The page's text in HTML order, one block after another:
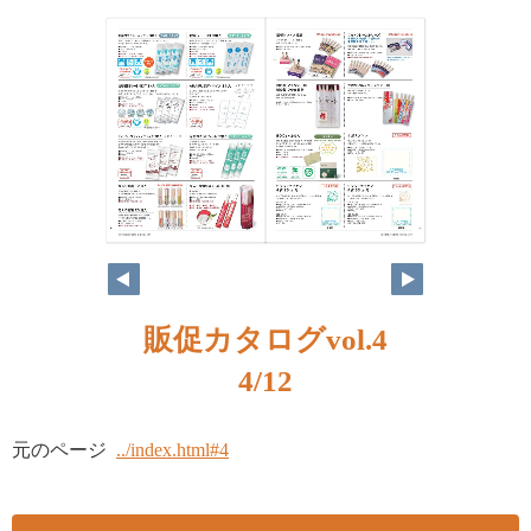
販促カタログvol.4
4/12
元のページ ../index.html#4